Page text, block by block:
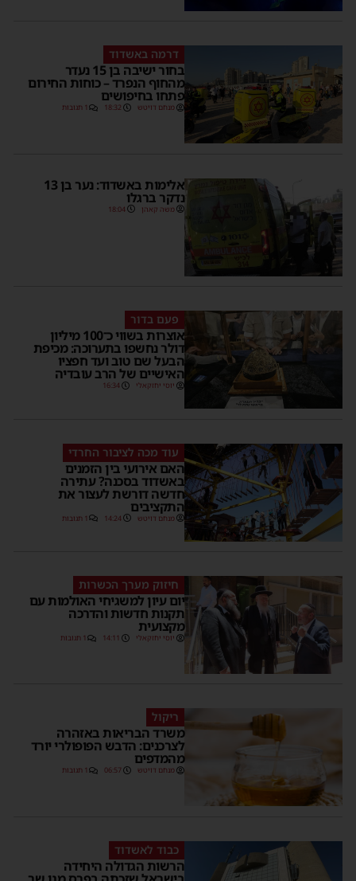
דרמה באשדוד
בחור ישיבה בן 15 נעדר
מהחוף הנפרד – כוחות החירום
פתחו בחיפושים
מנחם דויטש 18:32 1 תגובות
אלימות באשדוד: נער בן 13
נדקר ברגלו
משה קאהן 18:04
פעם בדור
אוצרות בשווי כ־100 מיליון
דולר נחשפו בתערוכה: מכיפת
הבעל שם טוב ועד חפציו
האישיים של הרב עובדיה
יוסי יחזקאלי 16:34
עוד מכה לציבור החרדי
האם אירועי בין הזמנים
באשדוד בסכנה? עתירה
חדשה דורשת לעצור את
התקציבים
מנחם דויטש 14:24 1 תגובות
חיזוק מערך הכשרות
יום עיון למשגיחי האולמות עם
תקנות חדשות והדרכה
מקצועית
יוסי יחזקאלי 14:11 1 תגובות
ריקול
משרד הבריאות באזהרה
לצרכנים: הדבש הפופולרי יורד
מהמדפים
מנחם דויטש 06:57 1 תגובות
כבוד לאשדוד
הרשות הגדולה היחידה